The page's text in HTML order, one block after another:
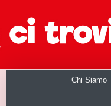
Chi Siamo